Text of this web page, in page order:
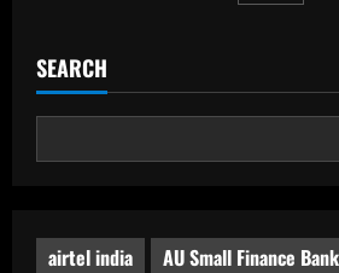
SEARCH
airtel india AU Small Finance Bank